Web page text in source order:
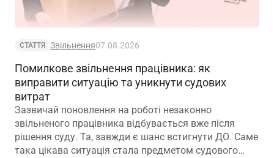
СТАТТЯ Звільнення07.08.2026
Помилкове звільнення працівника: як
виправити ситуацію та уникнути судових
витрат
Зазвичай поновлення на роботі незаконно
звільненого працівника відбувається вже після
рішення суду. Та, завжди є шанс встигнути ДО. Саме
така цікава ситуація стала предметом судового